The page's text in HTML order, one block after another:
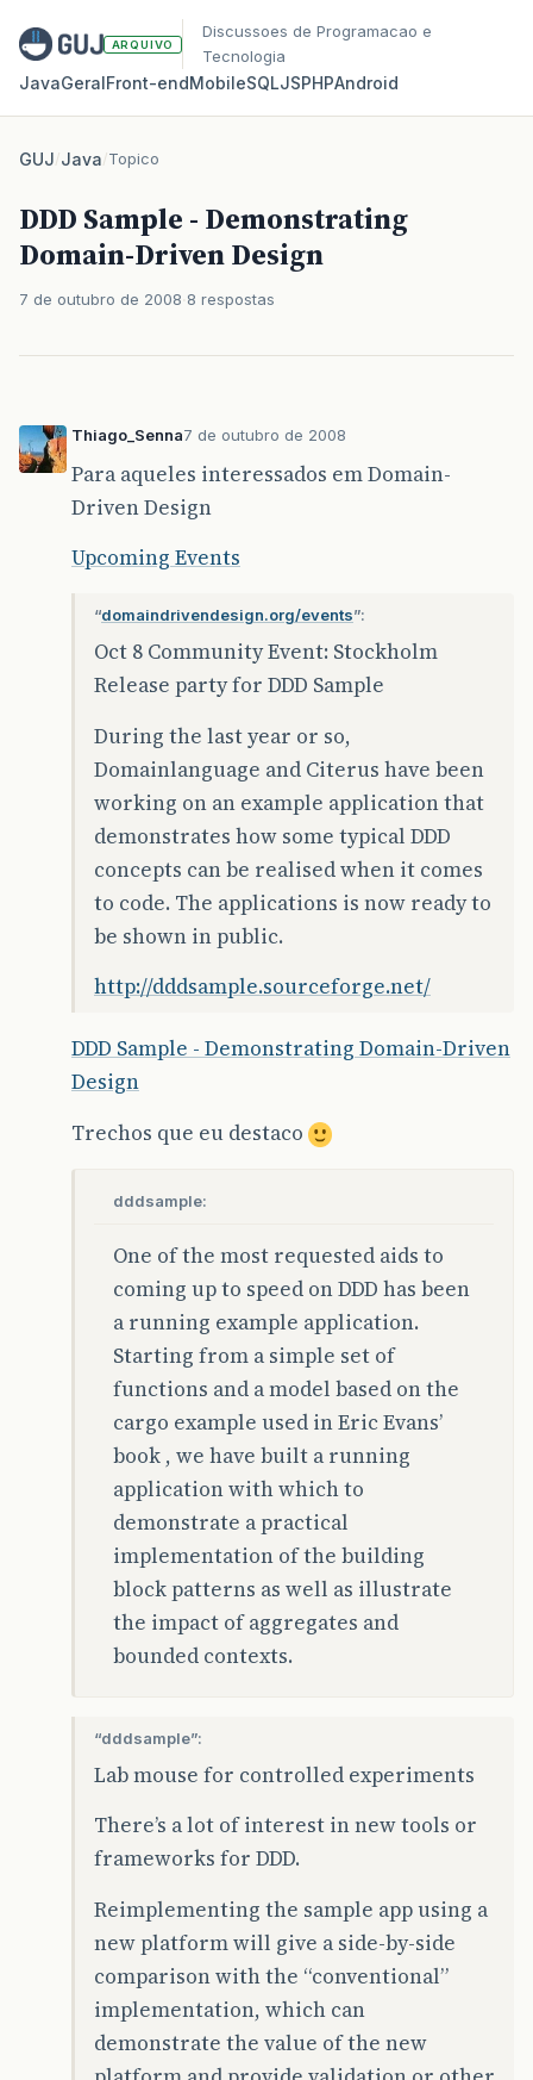
ARQUIVO
Discussoes de Programacao e
Tecnologia
JavaGeralFront‑endMobileSQLJSPHPAndroid
GUJ/Java/Topico
DDD Sample - Demonstrating
Domain-Driven Design
7 de outubro de 2008 8 respostas
Thiago_Senna7 de outubro de 2008
Para aqueles interessados em Domain-
Driven Design
Upcoming Events
“domaindrivendesign.org/events”:
Oct 8 Community Event: Stockholm
Release party for DDD Sample
During the last year or so,
Domainlanguage and Citerus have been
working on an example application that
demonstrates how some typical DDD
concepts can be realised when it comes
to code. The applications is now ready to
be shown in public.
http://dddsample.sourceforge.net/
DDD Sample - Demonstrating Domain-Driven
Design
Trechos que eu destaco
dddsample:
One of the most requested aids to
coming up to speed on DDD has been
a running example application.
Starting from a simple set of
functions and a model based on the
cargo example used in Eric Evans’
book , we have built a running
application with which to
demonstrate a practical
implementation of the building
block patterns as well as illustrate
the impact of aggregates and
bounded contexts.
“dddsample”:
Lab mouse for controlled experiments
There’s a lot of interest in new tools or
frameworks for DDD.
Reimplementing the sample app using a
new platform will give a side-by-side
comparison with the “conventional”
implementation, which can
demonstrate the value of the new